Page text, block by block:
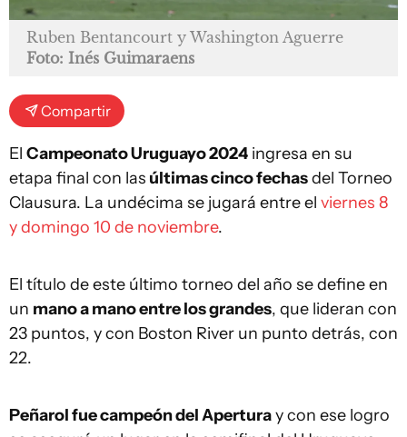
Ruben Bentancourt y Washington Aguerre
Foto: Inés Guimaraens
Compartir
El Campeonato Uruguayo 2024 ingresa en su
etapa final con las últimas cinco fechasdel Torneo
Clausura. La undécima se jugará entre el viernes 8
y domingo 10 de noviembre.
El título de este último torneo del año se define en
un mano a mano entre los grandes, que lideran con
23 puntos, y con Boston River un punto detrás, con
22.
Peñarol fue campeón del Aperturay con ese logro